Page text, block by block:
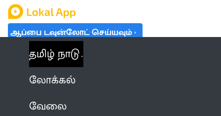
ஆப்பை டவுன்லோட் செய்யவும்
தமிழ் நாடு
லோக்கல்
வேலை